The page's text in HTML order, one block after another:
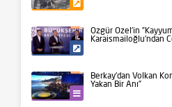
Özgür Özel’in
Karaismailoğlu’ndan
Berkay’dan Volkan
Yakan Bir Anı”